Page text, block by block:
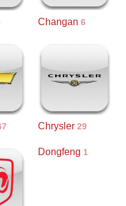
Changan 6
Chrysler 29
Dongfeng 1